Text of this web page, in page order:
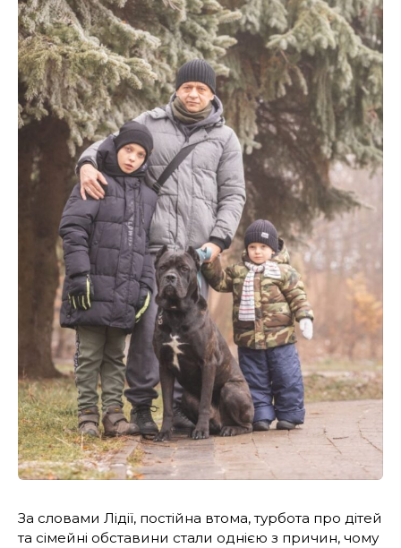
За словами Лідії, постійна втома, турбота про дітей
та сімейні обставини стали однією з причин, чому